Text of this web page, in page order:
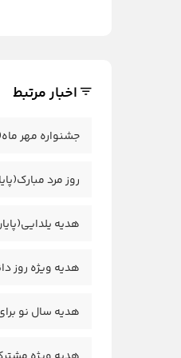
اخبار مرتبط
جشنواره مهر
روز مرد
هدیه
هدیه ویژه روز
هدیه سال نو